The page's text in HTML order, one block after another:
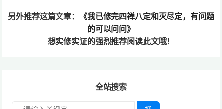
另外推荐这篇文章：
《我已修完四禅八定和灭尽定，有问题
的可以问问》
想实修实证的强烈推荐阅读此文哦！
全站搜索